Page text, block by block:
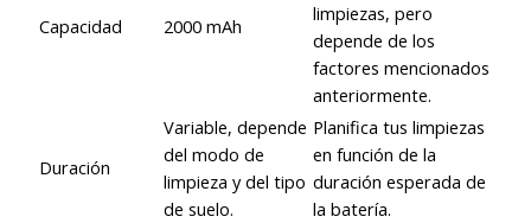
Capacidad 2000 mAh
limpiezas, pero
depende de los
factores mencionados
anteriormente.
Duración
Variable, depende
del modo de
limpieza y del tipo
de suelo.
Planifica tus limpiezas
en función de la
duración esperada de
la batería.